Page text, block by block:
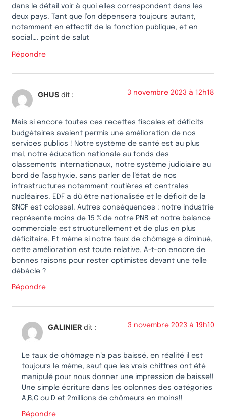
dans le détail voir à quoi elles correspondent dans les
deux pays. Tant que l’on dépensera toujours autant,
notamment en effectif de la fonction publique, et en
social…. point de salut
Répondre
GHUS dit : 3 novembre 2023 à 12h18
Mais si encore toutes ces recettes fiscales et déficits
budgétaires avaient permis une amélioration de nos
services publics ! Notre système de santé est au plus
mal, notre éducation nationale au fonds des
classements internationaux, notre système judiciaire au
bord de l’asphyxie, sans parler de l’état de nos
infrastructures notamment routières et centrales
nucléaires. EDF a dû être nationalisée et le déficit de la
SNCF est colossal. Autres conséquences : notre industrie
représente moins de 15 % de notre PNB et notre balance
commerciale est structurellement et de plus en plus
déficitaire. Et même si notre taux de chômage a diminué,
cette amélioration est toute relative. A-t-on encore de
bonnes raisons pour rester optimistes devant une telle
débâcle ?
Répondre
GALINIER dit : 3 novembre 2023 à 19h10
Le taux de chômage n’a pas baissé, en réalité il est
toujours le même, sauf que les vrais chiffres ont été
manipulé pour nous donner une impression de baisse!!
Une simple écriture dans les colonnes des catégories
A,B,C ou D et 2millions de chômeurs en moins!!
Répondre